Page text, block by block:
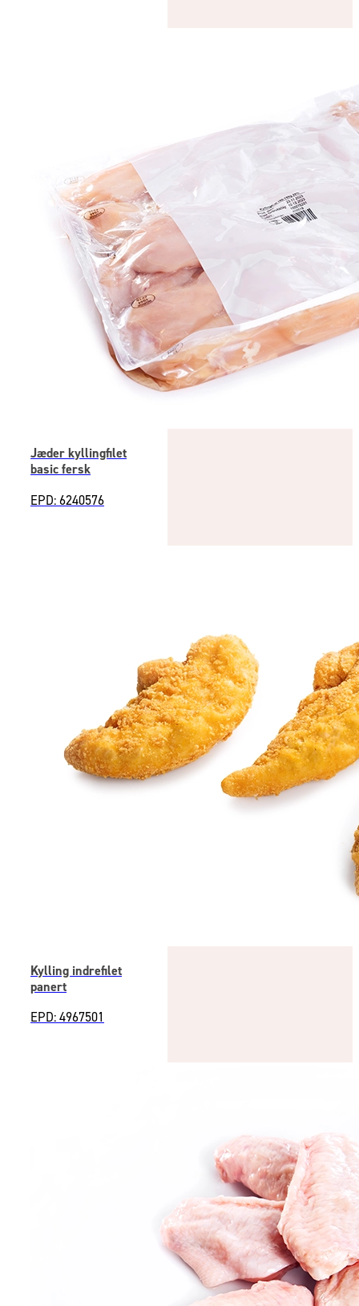
Jæder kyllingfilet
basic fersk
EPD: 6240576
Kylling indrefilet
panert
EPD: 4967501